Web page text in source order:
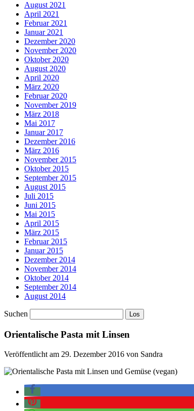
August 2021
April 2021
Februar 2021
Januar 2021
Dezember 2020
November 2020
Oktober 2020
August 2020
April 2020
März 2020
Februar 2020
November 2019
März 2018
Mai 2017
Januar 2017
Dezember 2016
März 2016
November 2015
Oktober 2015
September 2015
August 2015
Juli 2015
Juni 2015
Mai 2015
April 2015
März 2015
Februar 2015
Januar 2015
Dezember 2014
November 2014
Oktober 2014
September 2014
August 2014
Suchen
Orientalische Pasta mit Linsen
Veröffentlicht am 29. Dezember 2016 von Sandra